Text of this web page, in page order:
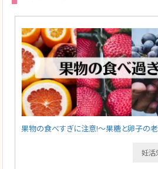
果物の食べすぎに注意!～果糖と卵子の
妊活